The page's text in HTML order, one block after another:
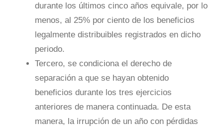
durante los últimos cinco años equivale, por lo
menos, al 25% por ciento de los beneficios
legalmente distribuibles registrados en dicho
periodo.
Tercero, se condiciona el derecho de
separación a que se hayan obtenido
beneficios durante los tres ejercicios
anteriores de manera continuada. De esta
manera, la irrupción de un año con pérdidas